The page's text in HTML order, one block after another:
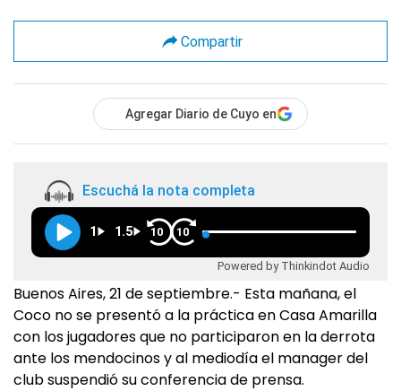
Compartir
Agregar Diario de Cuyo en
Escuchá la nota completa
1 1.5 10 10
Powered by Thinkindot Audio
Buenos Aires, 21 de septiembre.- Esta mañana, el
Coco no se presentó a la práctica en Casa Amarilla
con los jugadores que no participaron en la derrota
ante los mendocinos y al mediodía el manager del
club suspendió su conferencia de prensa.